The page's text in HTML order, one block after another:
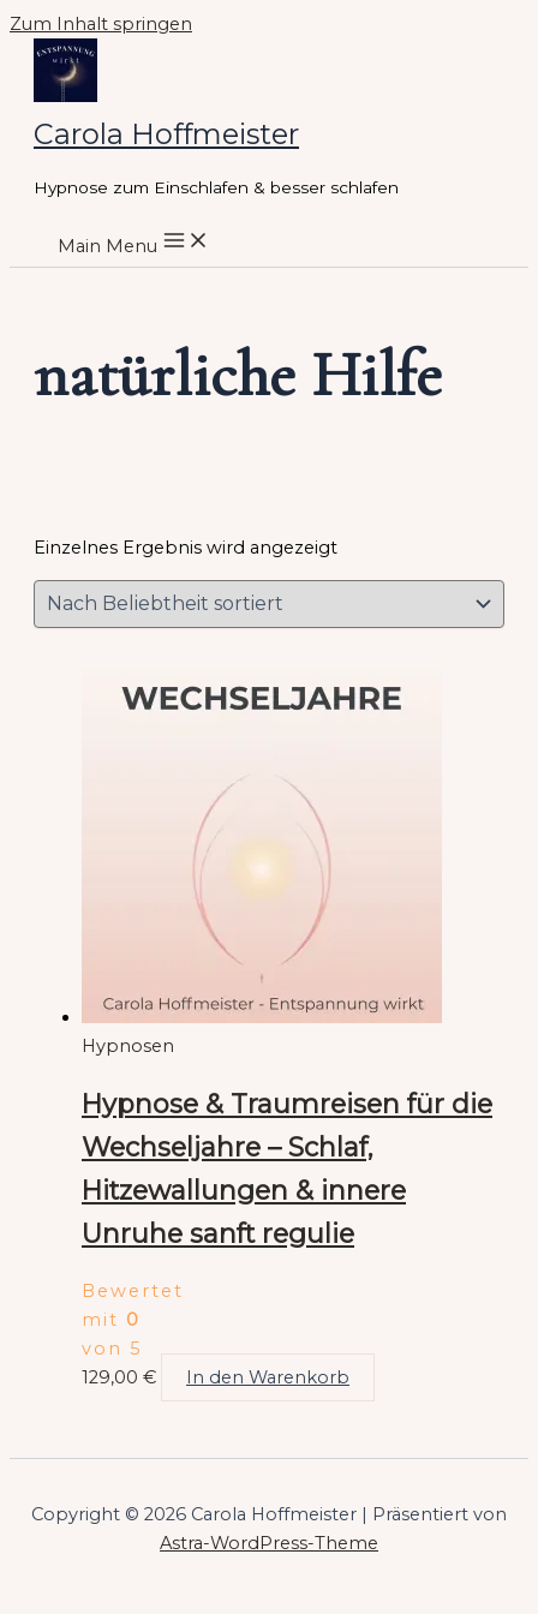
Zum Inhalt springen
Carola Hoffmeister
Hypnose zum Einschlafen & besser schlafen
Main Menu
natürliche Hilfe
Einzelnes Ergebnis wird angezeigt
Hypnosen
Hypnose & Traumreisen für die
Wechseljahre – Schlaf,
Hitzewallungen & innere
Unruhe sanft regulie
Bewertet
mit 0
von 5
129,00 € In den Warenkorb
Copyright © 2026 Carola Hoffmeister | Präsentiert von
Astra-WordPress-Theme